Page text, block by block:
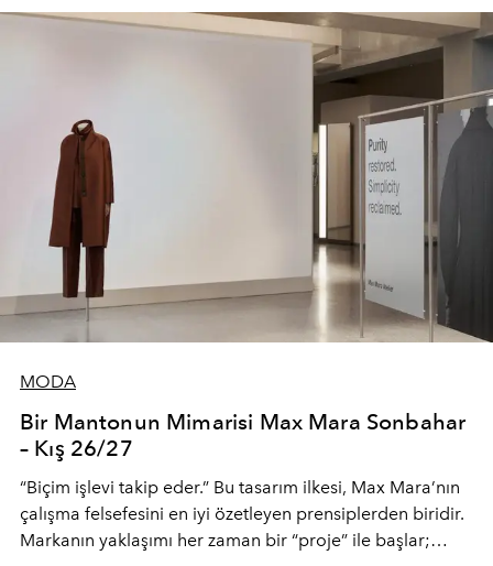
MODA
Bir Mantonun Mimarisi Max Mara Sonbahar
– Kış 26/27
“Biçim işlevi takip eder.” Bu tasarım ilkesi, Max Mara’nın
çalışma felsefesini en iyi özetleyen prensiplerden biridir.
Markanın yaklaşımı her zaman bir “proje” ile başlar;